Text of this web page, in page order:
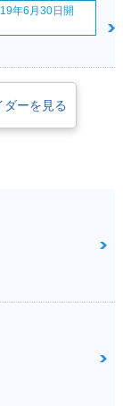
年6月30日開
ーを見る